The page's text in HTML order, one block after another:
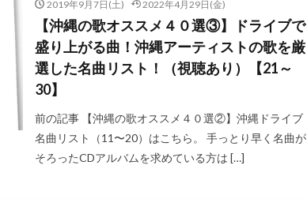
2019年9月7日(土) 2022年4月29日(金)
【沖縄の歌オススメ４０選③】ドライブで
盛り上がる曲！沖縄アーティストの歌を厳
選した名曲リスト！（視聴あり）【21～
30】
前の記事 【沖縄の歌オススメ４０選②】沖縄ドライブ
名曲リスト（11〜20）はこちら。 手っとり早く名曲が
そろったCDアルバムを求めている方は […]